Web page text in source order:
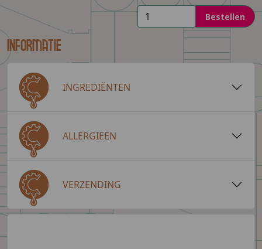
Bestellen
Informatie
INGREDIËNTEN
ALLERGIEËN
VERZENDING